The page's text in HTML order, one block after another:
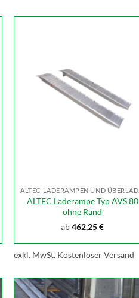
ALTEC Laderampe Typ AVS 80
ohne Rand
ab462,25€
exkl. MwSt. Kostenloser Versand